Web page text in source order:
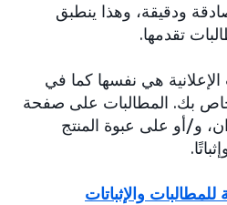
ودقيقة، وهذا ينطبق
تقدمها.
هي نفسها كما في
بك. المطالبات على صفحة
و/أو على عبوة المنتج
للمطالبات والإثباتات